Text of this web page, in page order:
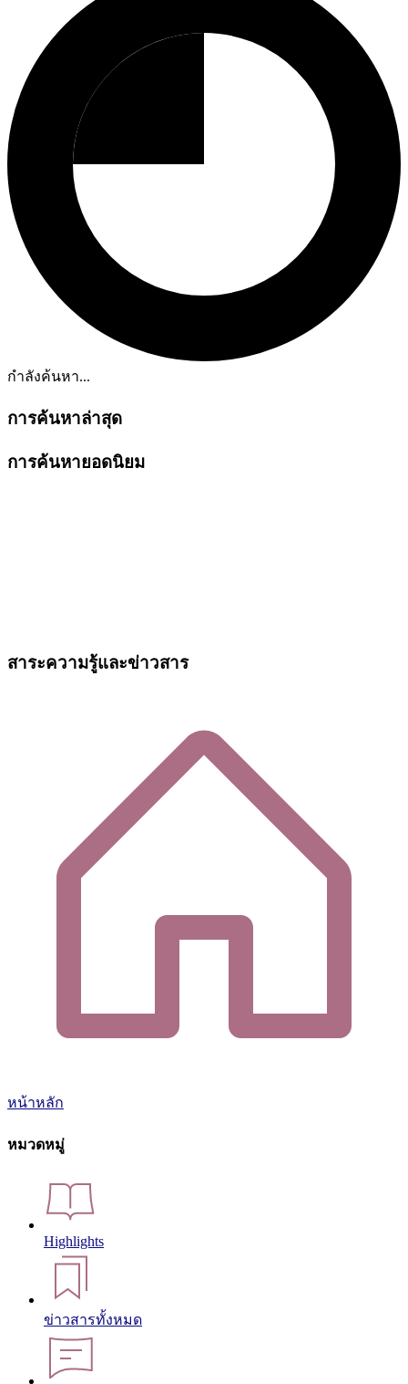
กำลังค้นหา...
การค้นหาล่าสุด
การค้นหายอดนิยม
สาระความรู้และข่าวสาร
หน้าหลัก
หมวดหมู่
Highlights
ข่าวสารทั้งหมด